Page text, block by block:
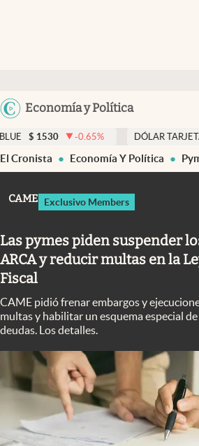
Economía y Política
Members
Economía y Política
Finanzas y Mercados
Columnistas
Otras secciones
Infotechnology
Clima
Mundial 2026
Eventos Corporativos
-0.65% DÓLAR TARJETA $ 1976
El Cronista Economía Y Política
CAME Exclusivo Members
Las pymes piden suspender
ARCA y reducir multas en la
Fiscal
CAME pidió frenar embargos y
multas y habilitar un esquema especial
deudas. Los detalles.